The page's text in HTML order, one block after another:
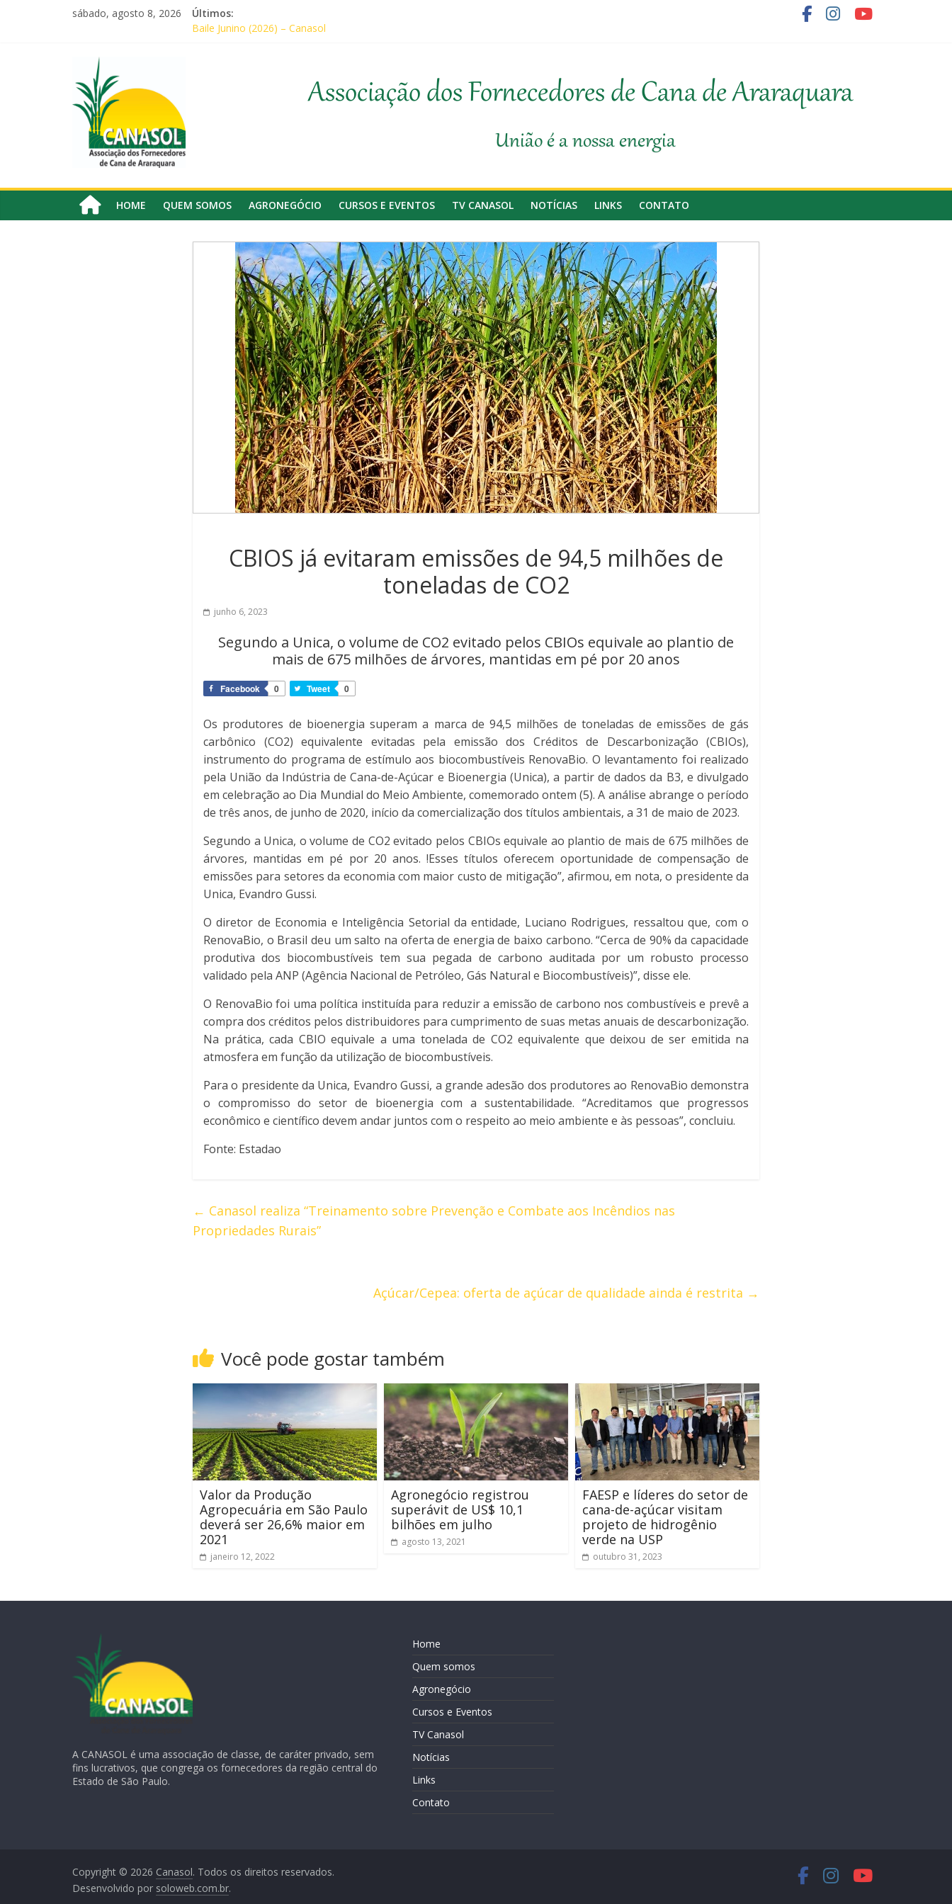
sábado, agosto 8, 2026
Últimos:
Baile Junino (2026) – Canasol
Canasol marca presença na 1ª Edição do Fator Biológico da Canaplan
Associados da Canasol participam da Coopercitrus Expo 2026
Canasol
Associação
dos
Fornecedores
Associação dos Fornecedores de Cana de Araraquara
União é a nossa energia
HOME QUEM SOMOS AGRONEGÓCIO CURSOS E EVENTOS TV CANASOL NOTÍCIAS LINKS CONTATO
CBIOS já evitaram emissões de 94,5 milhões de
toneladas de CO2
junho 6, 2023
Segundo a Unica, o volume de CO2 evitado pelos CBIOs equivale ao plantio de
mais de 675 milhões de árvores, mantidas em pé por 20 anos
Facebook 0 Tweet 0
Os produtores de bioenergia superam a marca de 94,5 milhões de toneladas de emissões de gás
carbônico (CO2) equivalente evitadas pela emissão dos Créditos de Descarbonização (CBIOs),
instrumento do programa de estímulo aos biocombustíveis RenovaBio. O levantamento foi realizado
pela União da Indústria de Cana-de-Açúcar e Bioenergia (Unica), a partir de dados da B3, e divulgado
em celebração ao Dia Mundial do Meio Ambiente, comemorado ontem (5). A análise abrange o período
de três anos, de junho de 2020, início da comercialização dos títulos ambientais, a 31 de maio de 2023.
Segundo a Unica, o volume de CO2 evitado pelos CBIOs equivale ao plantio de mais de 675 milhões de
árvores, mantidas em pé por 20 anos. !Esses títulos oferecem oportunidade de compensação de
emissões para setores da economia com maior custo de mitigação”, afirmou, em nota, o presidente da
Unica, Evandro Gussi.
O diretor de Economia e Inteligência Setorial da entidade, Luciano Rodrigues, ressaltou que, com o
RenovaBio, o Brasil deu um salto na oferta de energia de baixo carbono. “Cerca de 90% da capacidade
produtiva dos biocombustíveis tem sua pegada de carbono auditada por um robusto processo
validado pela ANP (Agência Nacional de Petróleo, Gás Natural e Biocombustíveis)”, disse ele.
O RenovaBio foi uma política instituída para reduzir a emissão de carbono nos combustíveis e prevê a
compra dos créditos pelos distribuidores para cumprimento de suas metas anuais de descarbonização.
Na prática, cada CBIO equivale a uma tonelada de CO2 equivalente que deixou de ser emitida na
atmosfera em função da utilização de biocombustíveis.
Para o presidente da Unica, Evandro Gussi, a grande adesão dos produtores ao RenovaBio demonstra
o compromisso do setor de bioenergia com a sustentabilidade. “Acreditamos que progressos
econômico e científico devem andar juntos com o respeito ao meio ambiente e às pessoas”, concluiu.
Fonte: Estadao
← Canasol realiza “Treinamento sobre Prevenção e Combate aos Incêndios nas
Propriedades Rurais”
Açúcar/Cepea: oferta de açúcar de qualidade ainda é restrita →
Você pode gostar também
Valor da Produção
Agropecuária em São Paulo
deverá ser 26,6% maior em
2021
janeiro 12, 2022
Agronegócio registrou
superávit de US$ 10,1
bilhões em julho
agosto 13, 2021
FAESP e líderes do setor de
cana-de-açúcar visitam
projeto de hidrogênio
verde na USP
outubro 31, 2023
A CANASOL é uma associação de classe, de caráter privado, sem
fins lucrativos, que congrega os fornecedores da região central do
Estado de São Paulo.
Home
Quem somos
Agronegócio
Cursos e Eventos
TV Canasol
Notícias
Links
Contato
Copyright © 2026 Canasol. Todos os direitos reservados.
Desenvolvido por soloweb.com.br.